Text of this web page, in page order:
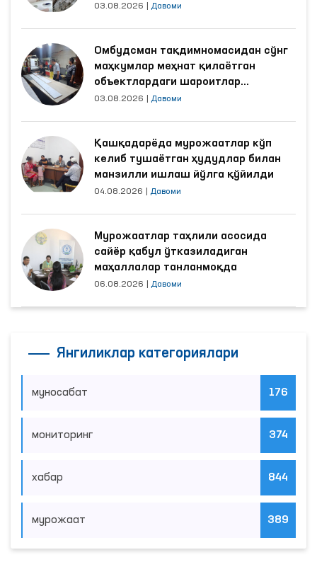
03.08.2026 Давоми
Омбудсман тақдимномасидан сўнг
маҳкумлар меҳнат қилаётган
объектлардаги шароитлар
яхшиланди
03.08.2026 Давоми
Қашқадарёда мурожаатлар кўп
келиб тушаётган ҳудудлар билан
манзилли ишлаш йўлга қўйилди
04.08.2026 Давоми
Мурожаатлар таҳлили асосида
сайёр қабул ўтказиладиган
маҳаллалар танланмоқда
06.08.2026 Давоми
Янгиликлар категориялари
муносабат 176
мониторинг 374
хабар 844
мурожаат 389